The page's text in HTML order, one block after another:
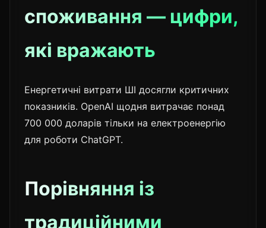
споживання — цифри,
які вражають
Енергетичні витрати ШІ досягли критичних
показників. OpenAI щодня витрачає понад
700 000 доларів тільки на електроенергію
для роботи ChatGPT.
Порівняння із
традиційними